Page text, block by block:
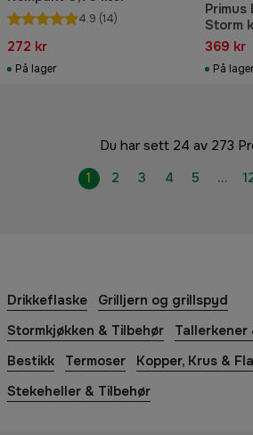
4.9 (14)
272 kr
På lager
Storm
369 kr
På
Du har sett 24 av 273
1
2 3 4 5 …
Drikkeflaske
Grilljern og grillspyd
Stormkjøkken & Tilbehør
Tallerkener
Bestikk
Termoser
Kopper, Krus &
Stekeheller & Tilbehør